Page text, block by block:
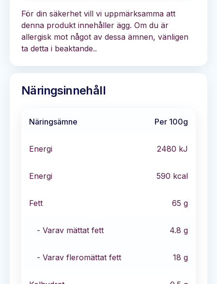
För din säkerhet vill vi uppmärksamma att
denna produkt innehåller ägg. Om du är
allergisk mot något av dessa ämnen, vänligen
ta detta i beaktande..
Näringsinnehåll
Näringsämne Per 100g
Energi 2480 kJ
Energi 590 kcal
Fett 65 g
- Varav mättat fett 4.8 g
- Varav fleromättat fett 18 g